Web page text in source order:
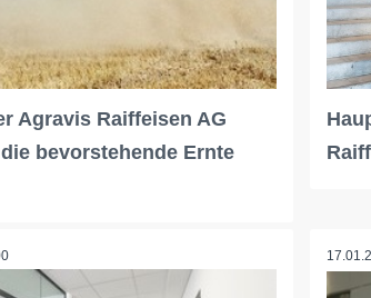
Agravis Raiffeisen AG
bevorstehende Ernte